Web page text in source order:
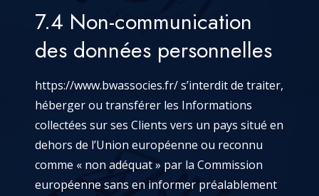
7.4 Non-communication
des données personnelles
https://www.bwassocies.fr/s’interdit de traiter,
héberger ou transférer les Informations
collectées sur ses Clients vers un pays situé en
dehors de l’Union européenne ou reconnu
comme « non adéquat » par la Commission
européenne sans en informer préalablement